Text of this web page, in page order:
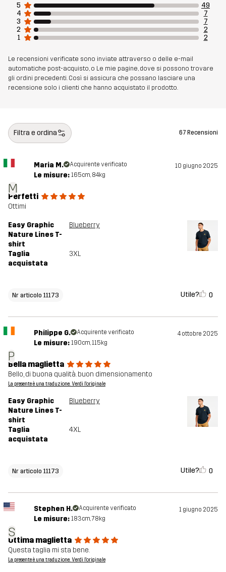
5
49
4
7
3
7
2
2
1
2
Le recensioni verificate sono inviate attraverso o delle e-mail
automatiche post-acquisto, o Le mie pagine, dove si possono trovare
gli ordini precedenti. Così si assicura che possano lasciare una
recensione solo i clienti che hanno acquistato il prodotto.
Filtra e ordina 67 Recensioni
M
Maria M. Acquirente verificato 10 giugno 2025
Le misure: 165cm, 84kg
Perfetti
Ottimi
Easy Graphic
Nature Lines T-
shirt
Blueberry
Taglia
acquistata
3XL
Nr articolo 11173 Utile? 0
P
Philippe G. Acquirente verificato 4 ottobre 2025
Le misure: 190cm, 115kg
Bella maglietta
Bello, di buona qualità. buon dimensionamento
La presente è una traduzione. Verdi l'originale
Easy Graphic
Nature Lines T-
shirt
Blueberry
Taglia
acquistata
4XL
Nr articolo 11173 Utile? 0
S
Stephen H. Acquirente verificato 1 giugno 2025
Le misure: 183cm, 78kg
Ottima maglietta
Questa taglia mi sta bene.
La presente è una traduzione. Verdi l'originale